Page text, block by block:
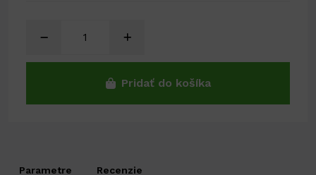
Pridať do košíka
Parametre Recenzie